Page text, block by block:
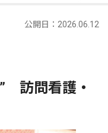
公開日：2026.06.12
訪問看護・